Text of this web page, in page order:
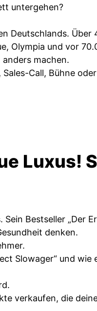
untergehen?
Deutschlands. Über
Olympia und vor
machen.
Call, Bühne
Luxus!
Bestseller „Der
denken.
Slowager“ und wie
verkaufen, die